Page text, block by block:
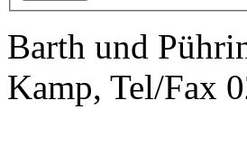
Barth und
Kamp, Tel/Fax